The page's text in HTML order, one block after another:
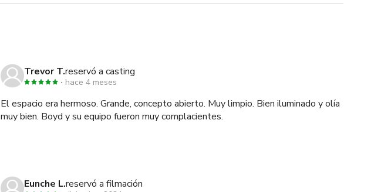
Trevor T.reservó a casting
hace 4 meses
El espacio era hermoso. Grande, concepto abierto. Muy limpio. Bien iluminado y olía
muy bien. Boyd y su equipo fueron muy complacientes.
Eunche L.reservó a filmación